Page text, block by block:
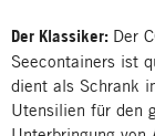
Der Klassiker: Der
Seecontainers ist
dient als Schrank
Utensilien für den